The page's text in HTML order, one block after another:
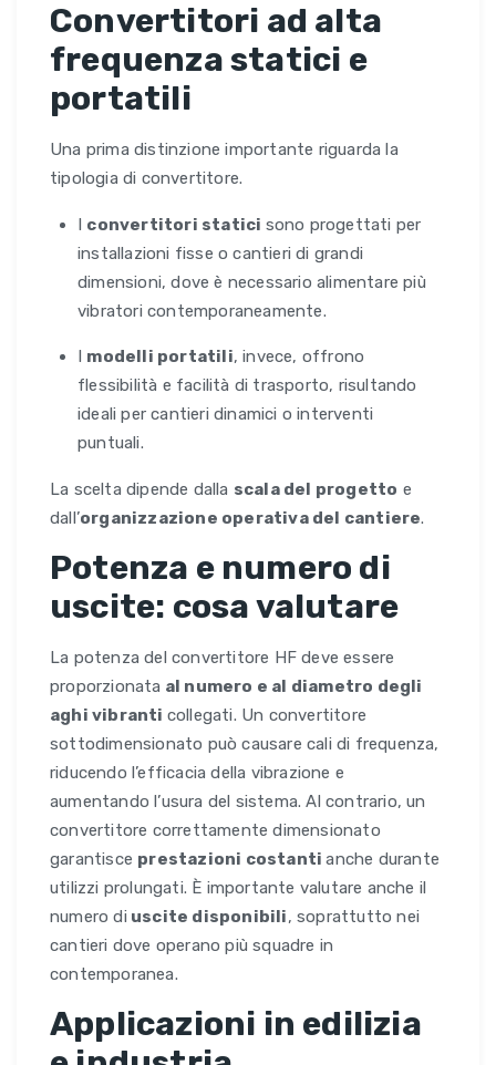
Convertitori ad alta
frequenza statici e
portatili
Una prima distinzione importante riguarda la
tipologia di convertitore.
I convertitori statici sono progettati per
installazioni fisse o cantieri di grandi
dimensioni, dove è necessario alimentare più
vibratori contemporaneamente.
I modelli portatili, invece, offrono
flessibilità e facilità di trasporto, risultando
ideali per cantieri dinamici o interventi
puntuali.
La scelta dipende dalla scala del progetto e
dall’organizzazione operativa del cantiere.
Potenza e numero di
uscite: cosa valutare
La potenza del convertitore HF deve essere
proporzionata al numero e al diametro degli
aghi vibranti collegati. Un convertitore
sottodimensionato può causare cali di frequenza,
riducendo l’efficacia della vibrazione e
aumentando l’usura del sistema. Al contrario, un
convertitore correttamente dimensionato
garantisce prestazioni costantianche durante
utilizzi prolungati. È importante valutare anche il
numero di uscite disponibili, soprattutto nei
cantieri dove operano più squadre in
contemporanea.
Applicazioni in edilizia